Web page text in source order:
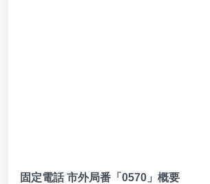
固定電話 市外局番「0570」概要